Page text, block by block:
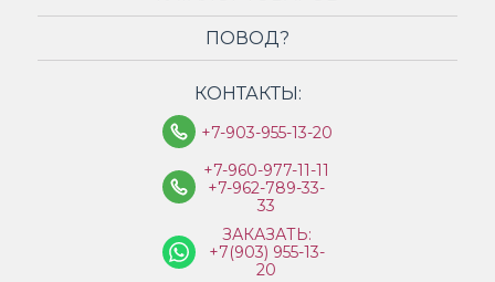
ПОВОД?
КОНТАКТЫ:
+7-903-955-13-20
+7-960-977-11-11
+7-962-789-33-
33
ЗАКАЗАТЬ:
+7(903) 955-13-
20